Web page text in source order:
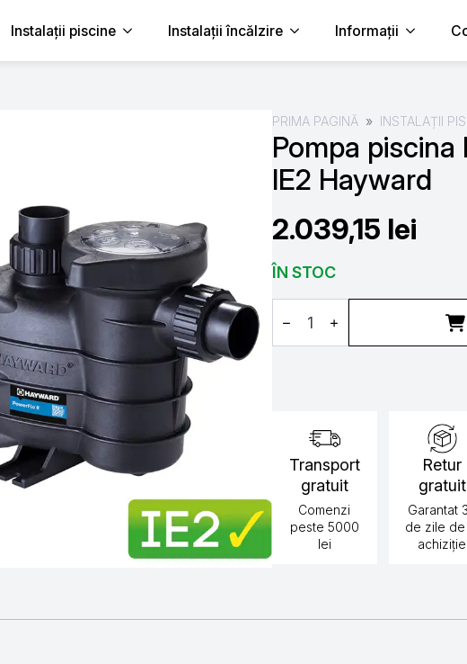
Instalații piscine Instalații încălzire Informații
PRIMA PAGINĂ INSTALAȚII
Pompa piscina
IE2 Hayward
2.039,15 lei
ÎN STOC
Cantitate
Pompa
Powerline
Transport
gratuit
Comenzi
peste 5000
lei
Retur
gratuit
Garantat
de zile de
achiziție